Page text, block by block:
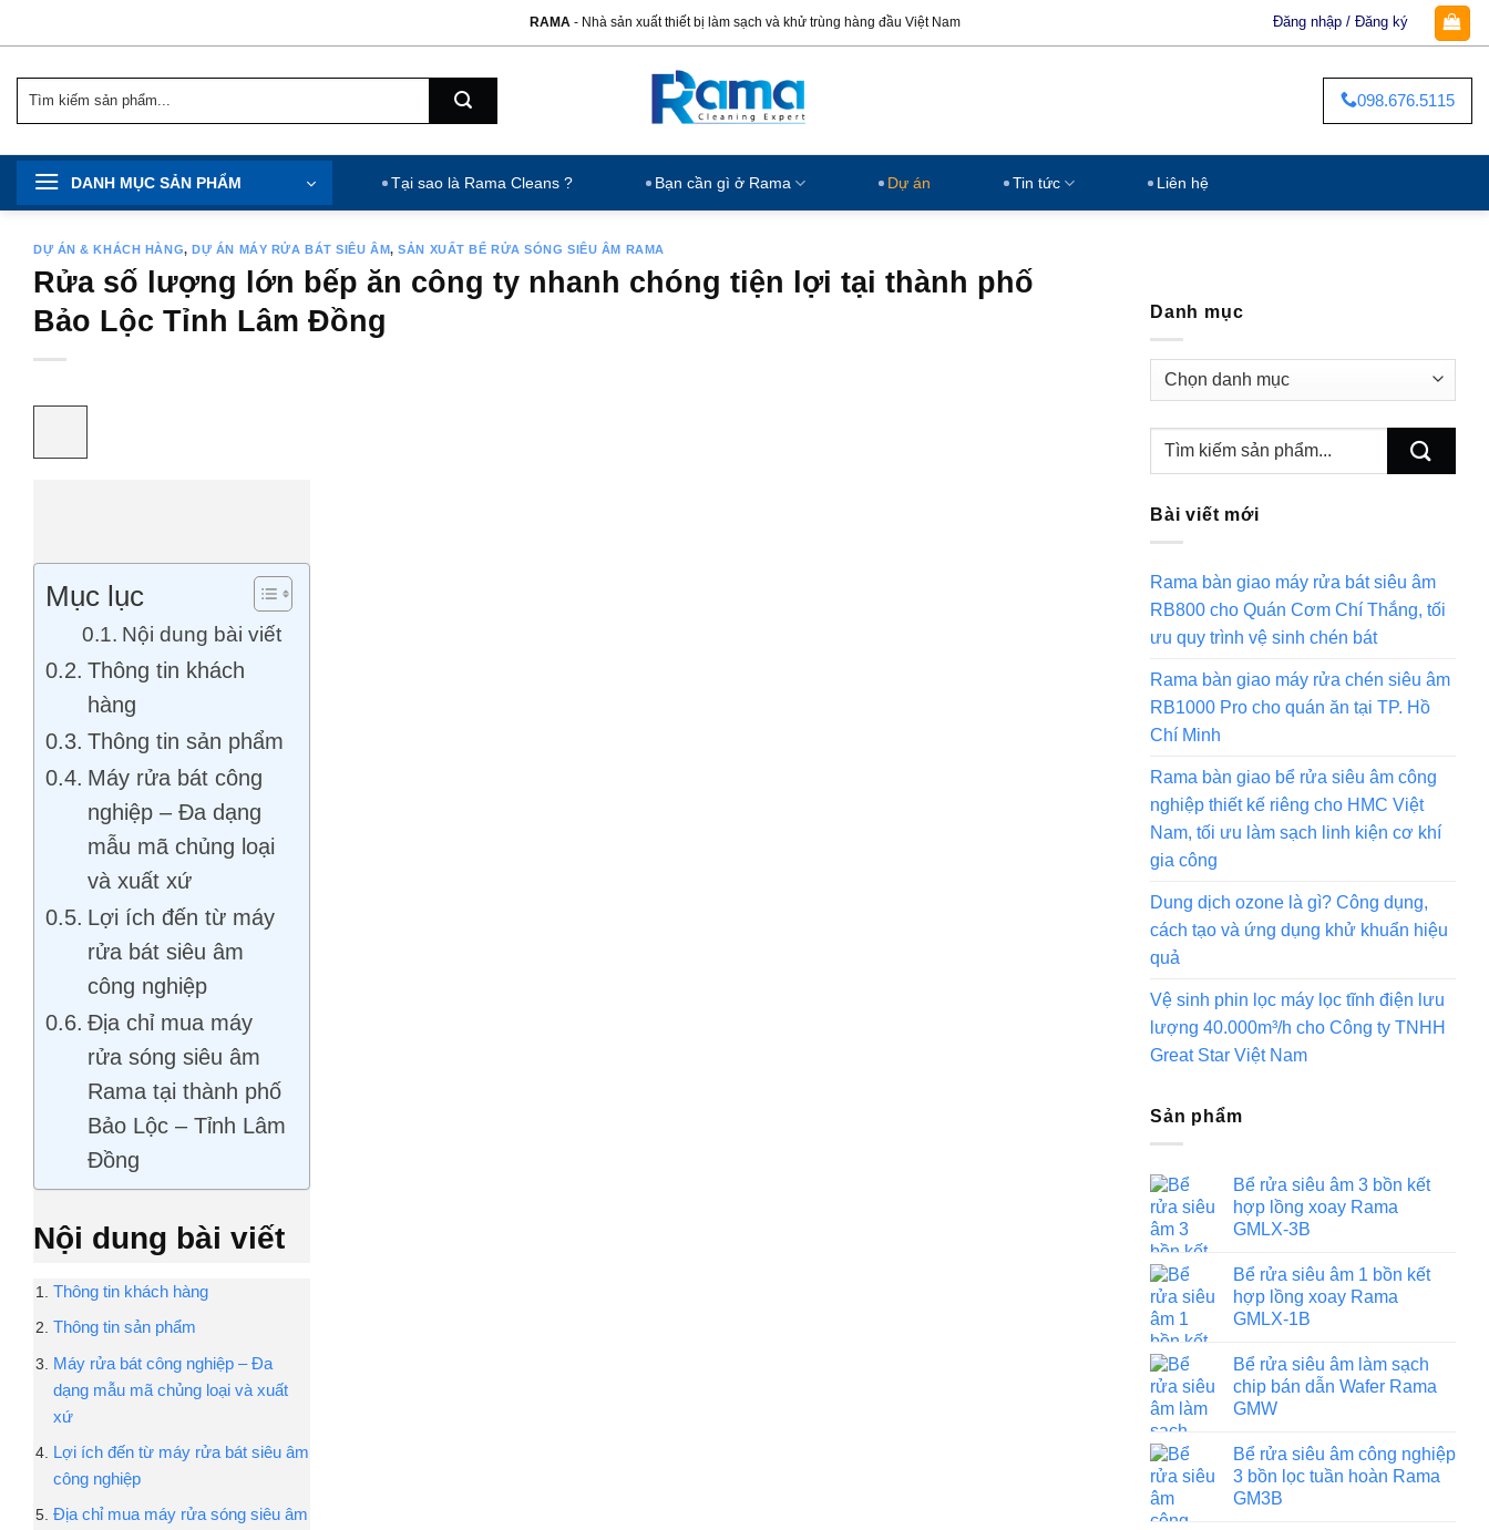
dung
RAMA- Nhà sản xuất thiết bị làm sạch và khử trùng hàng đầu Việt Nam Đăng nhập / Đăng ký
kiếm:
098.676.5115
DANH MỤC SẢN PHẨM Tại sao là Rama Cleans ? Bạn cần gì ở Rama Dự án Tin tức Liên hệ
DỰ ÁN & KHÁCH HÀNG,DỰ ÁN MÁY RỬA BÁT SIÊU ÂM,SẢN XUẤT BỂ RỬA SÓNG SIÊU ÂM RAMA
Rửa số lượng lớn bếp ăn công ty nhanh chóng tiện lợi tại thành phố
Bảo Lộc Tỉnh Lâm Đồng
Mục lục
Nội dung bài viết
Thông tin khách
hàng
Thông tin sản phẩm
Máy rửa bát công
nghiệp – Đa dạng
mẫu mã chủng loại
và xuất xứ
Lợi ích đến từ máy
rửa bát siêu âm
công nghiệp
Địa chỉ mua máy
rửa sóng siêu âm
Rama tại thành phố
Bảo Lộc – Tỉnh Lâm
Đồng
Nội dung bài viết
Thông tin khách hàng
Thông tin sản phẩm
Máy rửa bát công nghiệp – Đa
dạng mẫu mã chủng loại và xuất
xứ
Lợi ích đến từ máy rửa bát siêu âm
công nghiệp
Địa chỉ mua máy rửa sóng siêu âm
Danh mục
Danh
Bài viết mới
Rama bàn giao máy rửa bát siêu âm
RB800 cho Quán Cơm Chí Thắng, tối
ưu quy trình vệ sinh chén bát
Rama bàn giao máy rửa chén siêu âm
RB1000 Pro cho quán ăn tại TP. Hồ
Chí Minh
Rama bàn giao bể rửa siêu âm công
nghiệp thiết kế riêng cho HMC Việt
Nam, tối ưu làm sạch linh kiện cơ khí
gia công
Dung dịch ozone là gì? Công dụng,
cách tạo và ứng dụng khử khuẩn hiệu
quả
Vệ sinh phin lọc máy lọc tĩnh điện lưu
lượng 40.000m³/h cho Công ty TNHH
Great Star Việt Nam
Sản phẩm
Bể rửa siêu âm 3 bồn kết
hợp lồng xoay Rama
GMLX-3B
Bể rửa siêu âm 1 bồn kết
hợp lồng xoay Rama
GMLX-1B
Bể rửa siêu âm làm sạch
chip bán dẫn Wafer Rama
GMW
Bể rửa siêu âm công nghiệp
3 bồn lọc tuần hoàn Rama
GM3B